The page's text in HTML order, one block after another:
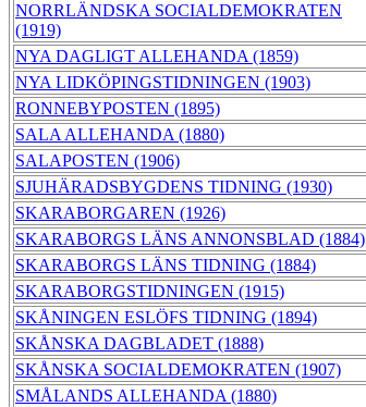
NORRLÄNDSKA SOCIALDEMOKRATEN
(1919)
NYA DAGLIGT ALLEHANDA (1859)
NYA LIDKÖPINGSTIDNINGEN (1903)
RONNEBYPOSTEN (1895)
SALA ALLEHANDA (1880)
SALAPOSTEN (1906)
SJUHÄRADSBYGDENS TIDNING (1930)
SKARABORGAREN (1926)
SKARABORGS LÄNS ANNONSBLAD (1884)
SKARABORGS LÄNS TIDNING (1884)
SKARABORGSTIDNINGEN (1915)
SKÅNINGEN ESLÖFS TIDNING (1894)
SKÅNSKA DAGBLADET (1888)
SKÅNSKA SOCIALDEMOKRATEN (1907)
SMÅLANDS ALLEHANDA (1880)